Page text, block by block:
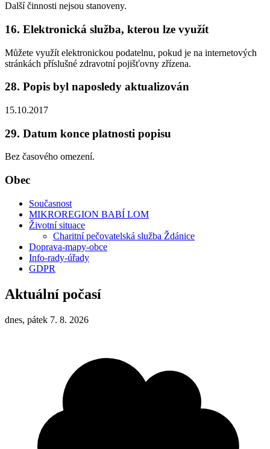
Další činnosti nejsou stanoveny.
16. Elektronická služba, kterou lze využít
Můžete využít elektronickou podatelnu, pokud je na internetových
stránkách příslušné zdravotní pojišťovny zřízena.
28. Popis byl naposledy aktualizován
15.10.2017
29. Datum konce platnosti popisu
Bez časového omezení.
Obec
Současnost
MIKROREGION BABÍ LOM
Životní situace
Charitní pečovatelská služba Ždánice
Doprava-mapy-obce
Info-rady-úřady
GDPR
Aktuální počasí
dnes, pátek 7. 8. 2026